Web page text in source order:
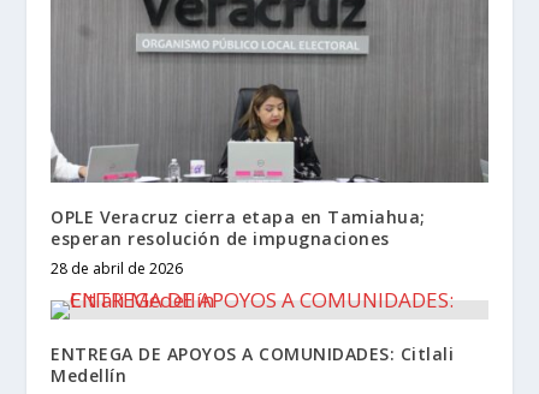
OPLE Veracruz cierra etapa en Tamiahua;
esperan resolución de impugnaciones
28 de abril de 2026
ENTREGA DE APOYOS A COMUNIDADES: Citlali
Medellín